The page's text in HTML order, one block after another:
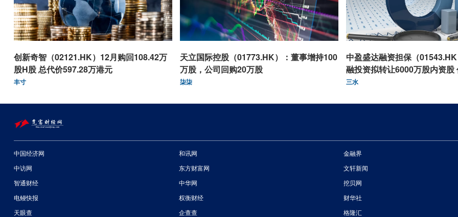
创新奇智（02121.HK）12月购回108.42万
股H股 总代价597.28万港元
丰寸
天立国际控股（01773.HK）：董事增持100
万股，公司回购20万股
柒柒
中盈盛达融资担保（
融投资拟转让6000万股内资股
东
三水
中国经济网 和讯网
金融界
中访网
东方财富网
文轩新闻
智通财经
中华网
挖贝网
电鳗快报
权衡财经
财华社
天眼查
企查查 格隆汇